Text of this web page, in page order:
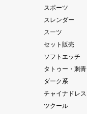
スポーツ
スレンダー
スーツ
セット販売
ソフトエッチ
タトゥー・刺青
ダーク系
チャイナドレス
ツクール